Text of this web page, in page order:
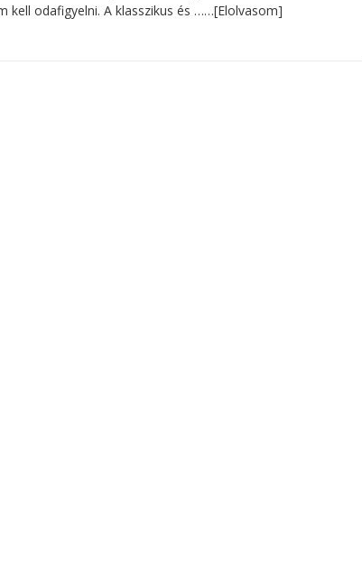
kell odafigyelni. A klasszikus és ……[Elolvasom]